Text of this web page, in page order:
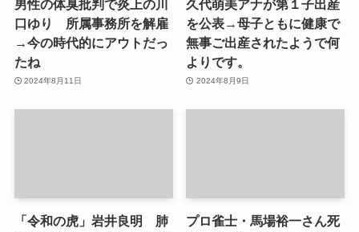
男性の体臭批判で炎上の川
口ゆり 所属事務所を解雇
→今の時代的にアウトだっ
たね
2024年8月11日
久代萌美アナが第１子出産
を公表→母子ともに健康で
無事ご出産されたようで何
よりです。
2024年8月9日
「令和の虎」岩井良明 肺
プロ雀士・馬場裕一さん死